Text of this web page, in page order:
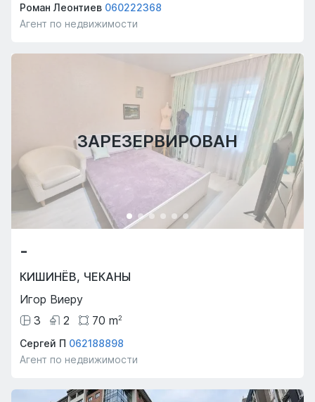
Роман Леонтиев 060222368
Агент по недвижимости
ЗАРЕЗЕРВИРОВАН
-
КИШИНЁВ, ЧЕКАНЫ
Игор Виеру
3
2 70 m2
Сергей П 062188898
Агент по недвижимости